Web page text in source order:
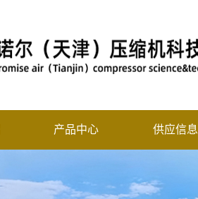
产品中心 供应信息